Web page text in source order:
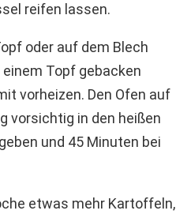
reifen lassen.
oder auf dem Blech
Topf gebacken
vorheizen. Den Ofen auf
vorsichtig in den heißen
und 45 Minuten bei
etwas mehr Kartoffeln,